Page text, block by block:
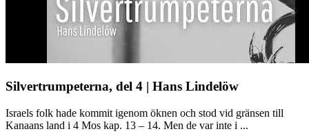
Silvertrumpeterna, del 4 | Hans Lindelöw
Israels folk hade kommit igenom öknen och stod vid gränsen till
Kanaans land i 4 Mos kap. 13 – 14. Men de var inte i ...